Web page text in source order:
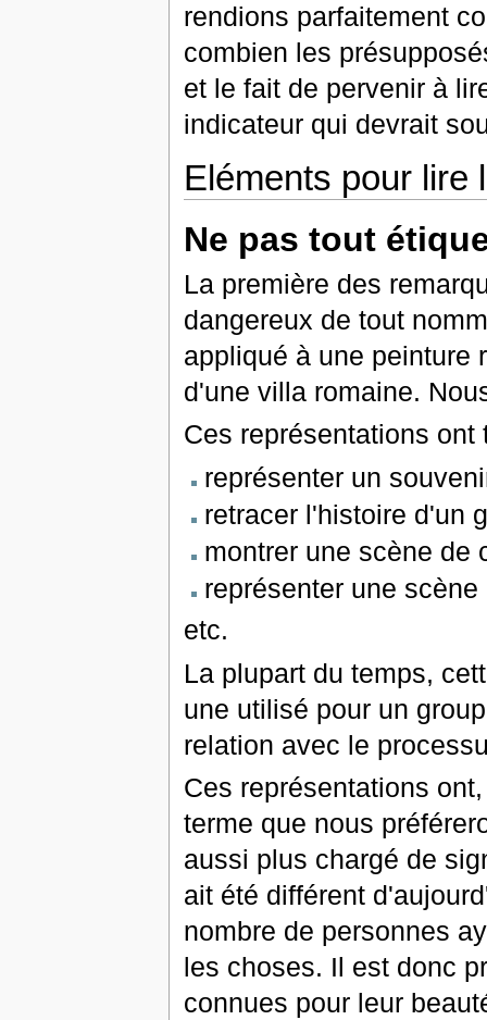
rendions parfaitement
combien les
et le fait de pervenir à
indicateur qui devrait
Eléments pour lire
Ne pas tout
La première des
dangereux de tout
appliqué à une peinture
d'une villa romaine.
Ces représentations
représenter un
retracer l'histoire d'un
montrer une scène de
représenter une
etc.
La plupart du temps,
une utilisé pour un
relation avec le
Ces représentations
terme que nous
aussi plus chargé de
ait été différent
nombre de personnes
les choses. Il est donc
connues pour leur